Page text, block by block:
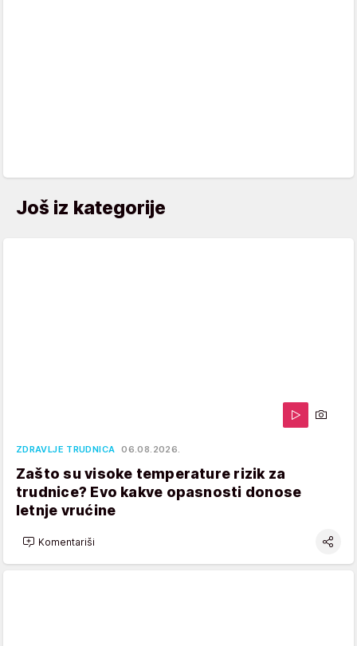
Još iz kategorije
ZDRAVLJE TRUDNICA 06.08.2026.
Zašto su visoke temperature rizik za
trudnice? Evo kakve opasnosti donose
letnje vrućine
Komentariši